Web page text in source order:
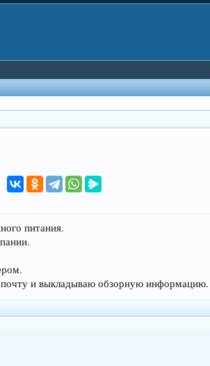
питания.
и выкладываю обзорную информацию.